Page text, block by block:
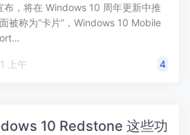
，将在 Windows 10 周年更新中推
被称为“卡片”，Windows 10 Mobile
1 日, 9:31 上午 4
10 Redstone 这些功